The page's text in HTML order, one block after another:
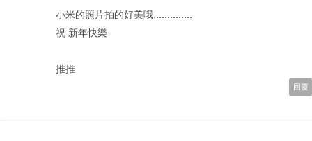
小米的照片拍的好美哦..............
祝 新年快樂
推推
回覆